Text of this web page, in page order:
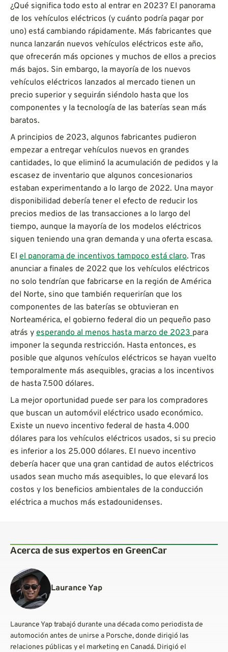
¿Qué significa todo esto al entrar en 2023? El panorama
de los vehículos eléctricos (y cuánto podría pagar por
uno) está cambiando rápidamente. Más fabricantes que
nunca lanzarán nuevos vehículos eléctricos este año,
que ofrecerán más opciones y muchos de ellos a precios
más bajos. Sin embargo, la mayoría de los nuevos
vehículos eléctricos lanzados al mercado tienen un
precio superior y seguirán siéndolo hasta que los
componentes y la tecnología de las baterías sean más
baratos.
A principios de 2023, algunos fabricantes pudieron
empezar a entregar vehículos nuevos en grandes
cantidades, lo que eliminó la acumulación de pedidos y la
escasez de inventario que algunos concesionarios
estaban experimentando a lo largo de 2022. Una mayor
disponibilidad debería tener el efecto de reducir los
precios medios de las transacciones a lo largo del
tiempo, aunque la mayoría de los modelos eléctricos
siguen teniendo una gran demanda y una oferta escasa.
El el panorama de incentivos tampoco está claro. Tras
anunciar a finales de 2022 que los vehículos eléctricos
no solo tendrían que fabricarse en la región de América
del Norte, sino que también requerirían que los
componentes de las baterías se obtuvieran en
Norteamérica, el gobierno federal dio un pequeño paso
atrás y esperando al menos hasta marzo de 2023 para
imponer la segunda restricción. Hasta entonces, es
posible que algunos vehículos eléctricos se hayan vuelto
temporalmente más asequibles, gracias a los incentivos
de hasta 7.500 dólares.
La mejor oportunidad puede ser para los compradores
que buscan un automóvil eléctrico usado económico.
Existe un nuevo incentivo federal de hasta 4.000
dólares para los vehículos eléctricos usados, si su precio
es inferior a los 25.000 dólares. El nuevo incentivo
debería hacer que una gran cantidad de autos eléctricos
usados sean mucho más asequibles, lo que elevará los
costos y los beneficios ambientales de la conducción
eléctrica a muchos más estadounidenses.
Acerca de sus expertos en GreenCar
Laurance Yap
Laurance Yap trabajó durante una década como periodista de
automoción antes de unirse a Porsche, donde dirigió las
relaciones públicas y el marketing en Canadá. Dirigió el